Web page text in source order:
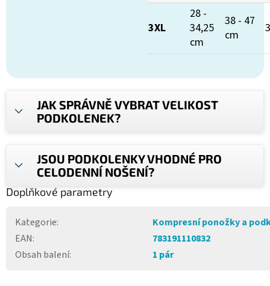
3XL
28 -
34,25
cm
38 - 47
cm
JAK SPRÁVNĚ VYBRAT VELIKOST
PODKOLENEK?
JSOU PODKOLENKY VHODNÉ PRO
CELODENNÍ NOŠENÍ?
Doplňkové parametry
Kategorie:
Kompresní ponožky a
EAN:
783191110832
Obsah balení: 1 pár